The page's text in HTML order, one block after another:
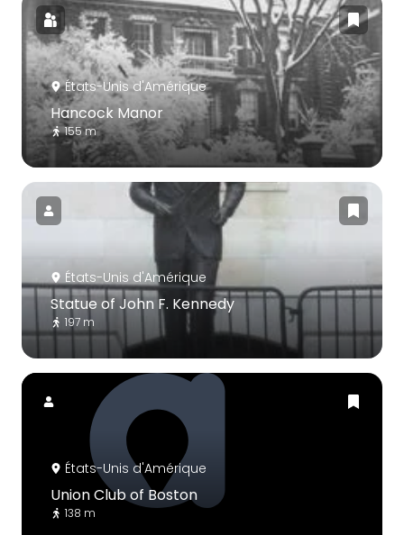
États-Unis d'Amérique
Hancock Manor
155 m
États-Unis d'Amérique
Statue of John F. Kennedy
197 m
États-Unis d'Amérique
Union Club of Boston
138 m